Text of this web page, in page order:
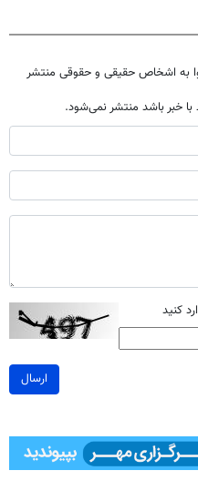
به اشخاص حقیقی و حقوقی منتشر
با خبر باشد منتشر نمی‌شود.
کنید
ارسال